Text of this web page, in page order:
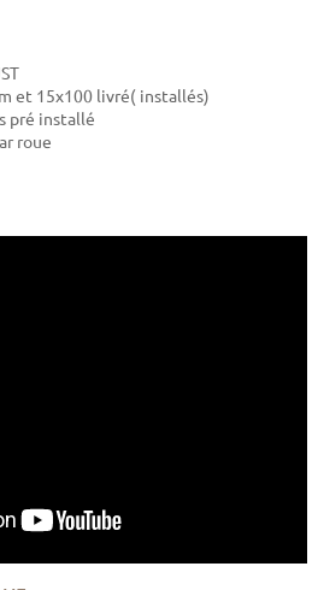
et 15x100 livré( installés)
pré installé
roue